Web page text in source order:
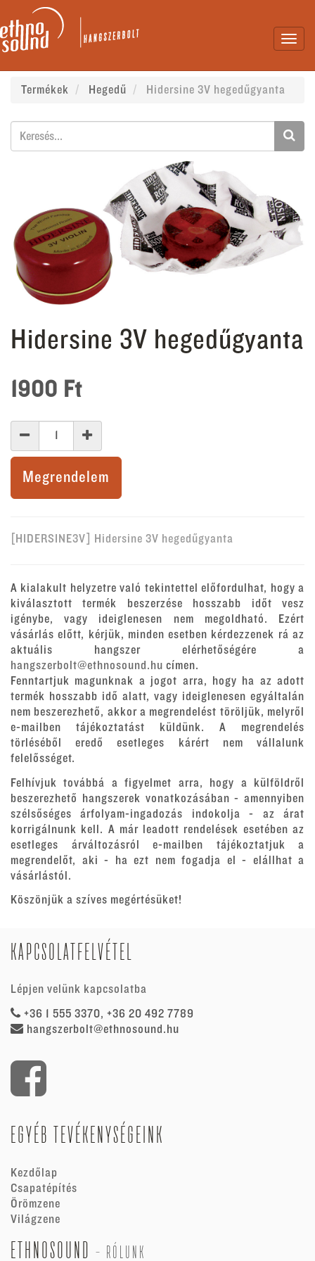
Termékek Hegedű Hidersine 3V hegedűgyanta
Hidersine 3V hegedűgyanta
1900 Ft
Megrendelem
[HIDERSINE3V] Hidersine 3V hegedűgyanta
A kialakult helyzetre való tekintettel előfordulhat, hogy a
kiválasztott termék beszerzése hosszabb időt vesz
igénybe, vagy ideiglenesen nem megoldható. Ezért
vásárlás előtt, kérjük, minden esetben kérdezzenek rá az
aktuális hangszer elérhetőségére a
hangszerbolt@ethnosound.hu címen.
Fenntartjuk magunknak a jogot arra, hogy ha az adott
termék hosszabb idő alatt, vagy ideiglenesen egyáltalán
nem beszerezhető, akkor a megrendelést töröljük, melyről
e-mailben tájékoztatást küldünk. A megrendelés
törléséből eredő esetleges kárért nem vállalunk
felelősséget.
Felhívjuk továbbá a figyelmet arra, hogy a külföldről
beszerezhető hangszerek vonatkozásában - amennyiben
szélsőséges árfolyam-ingadozás indokolja - az árat
korrigálnunk kell. A már leadott rendelések esetében az
esetleges árváltozásról e-mailben tájékoztatjuk a
megrendelőt, aki - ha ezt nem fogadja el - elállhat a
vásárlástól.
Köszönjük a szíves megértésüket!
KAPCSOLATFELVÉTEL
Lépjen velünk kapcsolatba
+36 1 555 3370, +36 20 492 7789
hangszerbolt@ethnosound.hu
EGYÉB TEVÉKENYSÉGEINK
Kezdőlap
Csapatépítés
Örömzene
Világzene
ETHNOSOUND - RÓLUNK